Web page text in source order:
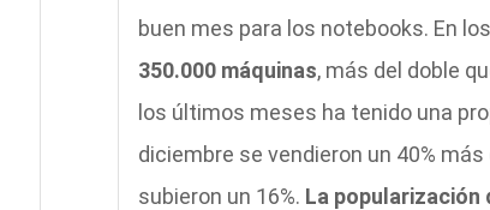
buen mes para los notebooks. En los
350.000 máquinas, más del doble
los últimos meses ha tenido una
diciembre se vendieron un 40%
subieron un 16%. La